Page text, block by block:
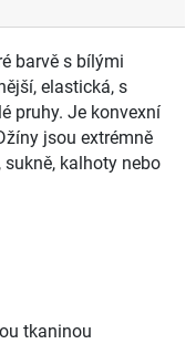
barvě s bílými
elastická, s
pruhy. Je konvexní
jsou extrémně
kalhoty nebo
tkaninou